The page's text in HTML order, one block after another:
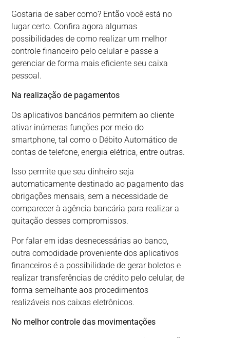
Gostaria de saber como? Então você está no
lugar certo. Confira agora algumas
possibilidades de como realizar um melhor
controle financeiro pelo celular e passe a
gerenciar de forma mais eficiente seu caixa
pessoal.
Na realização de pagamentos
Os aplicativos bancários permitem ao cliente
ativar inúmeras funções por meio do
smartphone, tal como o Débito Automático de
contas de telefone, energia elétrica, entre outras.
Isso permite que seu dinheiro seja
automaticamente destinado ao pagamento das
obrigações mensais, sem a necessidade de
comparecer à agência bancária para realizar a
quitação desses compromissos.
Por falar em idas desnecessárias ao banco,
outra comodidade proveniente dos aplicativos
financeiros é a possibilidade de gerar boletos e
realizar transferências de crédito pelo celular, de
forma semelhante aos procedimentos
realizáveis nos caixas eletrônicos.
No melhor controle das movimentações